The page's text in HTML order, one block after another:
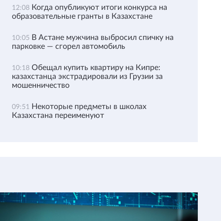
12:08 Когда опубликуют итоги конкурса на
образовательные гранты в Казахстане
10:05 В Астане мужчина выбросил спичку на
парковке — сгорел автомобиль
10:18 Обещал купить квартиру на Кипре:
казахстанца экстрадировали из Грузии за
мошенничество
09:51 Некоторые предметы в школах
Казахстана переименуют